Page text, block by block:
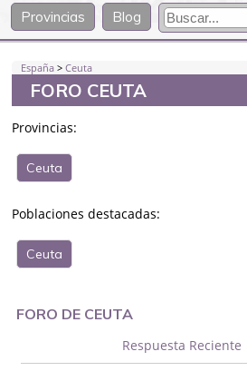
Provincias
Blog
España >Ceuta
FORO CEUTA
Provincias:
Ceuta
Poblaciones destacadas:
Ceuta
FORO DE CEUTA
Respuesta Reciente